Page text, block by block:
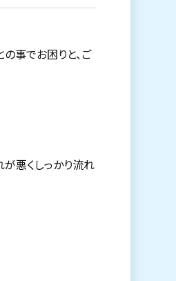
事でお困りと、ご
が悪くしっかり流れ